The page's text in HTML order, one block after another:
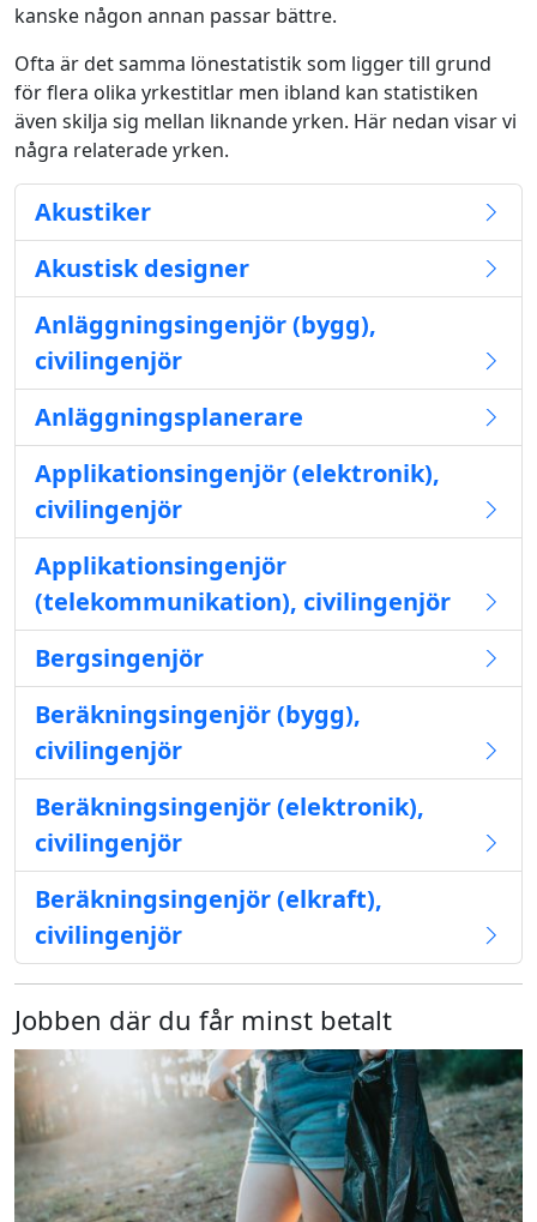
kanske någon annan passar bättre.
Ofta är det samma lönestatistik som ligger till grund
för flera olika yrkestitlar men ibland kan statistiken
även skilja sig mellan liknande yrken. Här nedan visar vi
några relaterade yrken.
Akustiker
Akustisk designer
Anläggningsingenjör (bygg),
civilingenjör
Anläggningsplanerare
Applikationsingenjör (elektronik),
civilingenjör
Applikationsingenjör
(telekommunikation), civilingenjör
Bergsingenjör
Beräkningsingenjör (bygg),
civilingenjör
Beräkningsingenjör (elektronik),
civilingenjör
Beräkningsingenjör (elkraft),
civilingenjör
Jobben där du får minst betalt